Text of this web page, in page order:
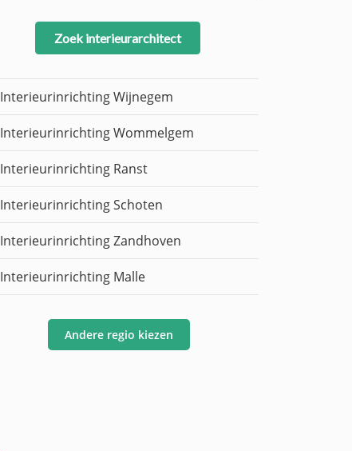
Zoek interieurarchitect
Interieurinrichting Wijnegem
Interieurinrichting Wommelgem
Interieurinrichting Ranst
Interieurinrichting Schoten
Interieurinrichting Zandhoven
Interieurinrichting Malle
Andere regio kiezen